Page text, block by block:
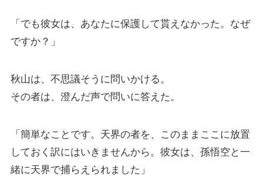
「でも彼女は、あなたに保護して貰えなかった。なぜ
ですか？」
秋山は、不思議そうに問いかける。
その者は、澄んだ声で問いに答えた。
「簡単なことです。天界の者を、このままここに放置
しておく訳にはいきませんから。彼女は、孫悟空と一
緒に天界で捕らえられました」